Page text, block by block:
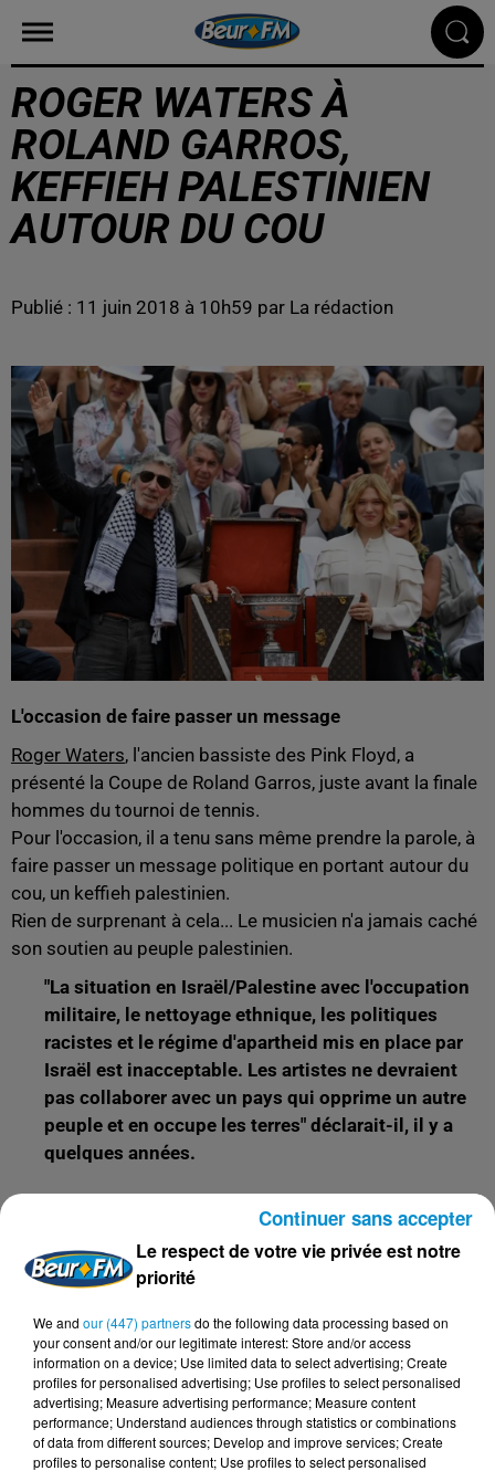
ROGER WATERS À
ROLAND GARROS,
KEFFIEH PALESTINIEN
AUTOUR DU COU
Publié : 11 juin 2018 à 10h59 par La rédaction
L'occasion de faire passer un message
Roger Waters, l'ancien bassiste des Pink Floyd, a
présenté la Coupe de Roland Garros, juste avant la finale
hommes du tournoi de tennis.
Pour l'occasion, il a tenu sans même prendre la parole, à
faire passer un message politique en portant autour du
cou, un keffieh palestinien.
Rien de surprenant à cela... Le musicien n'a jamais caché
son soutien au peuple palestinien.
"La situation en Israël/Palestine avec l'occupation
militaire, le nettoyage ethnique, les politiques
racistes et le régime d'apartheid mis en place par
Israël est inacceptable. Les artistes ne devraient
pas collaborer avec un pays qui opprime un autre
peuple et en occupe les terres" déclarait-il, il y a
quelques années.
FIL D'ACTUS
14h06
CAN féminine, l’Algérie et le Maroc à
une marche de la finale !
Le respect de votre vie privée est notre
priorité
We and our (447) partnersdo the following data processing based on
your consent and/or our legitimate interest: Store and/or access
information on a device; Use limited data to select advertising; Create
profiles for personalised advertising; Use profiles to select personalised
advertising; Measure advertising performance; Measure content
performance; Understand audiences through statistics or combinations
of data from different sources; Develop and improve services; Create
profiles to personalise content; Use profiles to select personalised
Continuer sans accepter